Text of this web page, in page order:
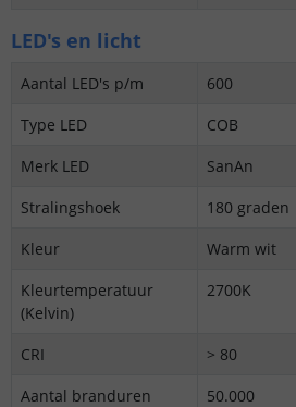
LED's en licht
Aantal LED's p/m
600
Type LED
COB
Merk LED
SanAn
Stralingshoek
180 graden
Kleur
Warm wit
Kleurtemperatuur
(Kelvin)
2700K
CRI
> 80
Aantal branduren
50.000